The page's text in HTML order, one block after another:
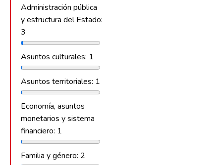
Administración pública
y estructura del Estado:
3
Asuntos culturales: 1
Asuntos territoriales: 1
Economía, asuntos
monetarios y sistema
financiero: 1
Familia y género: 2